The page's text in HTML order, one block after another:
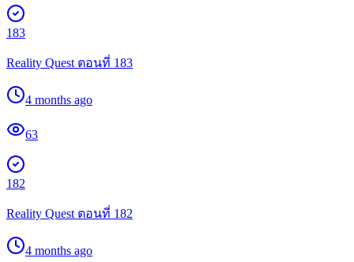
183
Reality Quest ตอนที่ 183
4 months ago
63
182
Reality Quest ตอนที่ 182
4 months ago